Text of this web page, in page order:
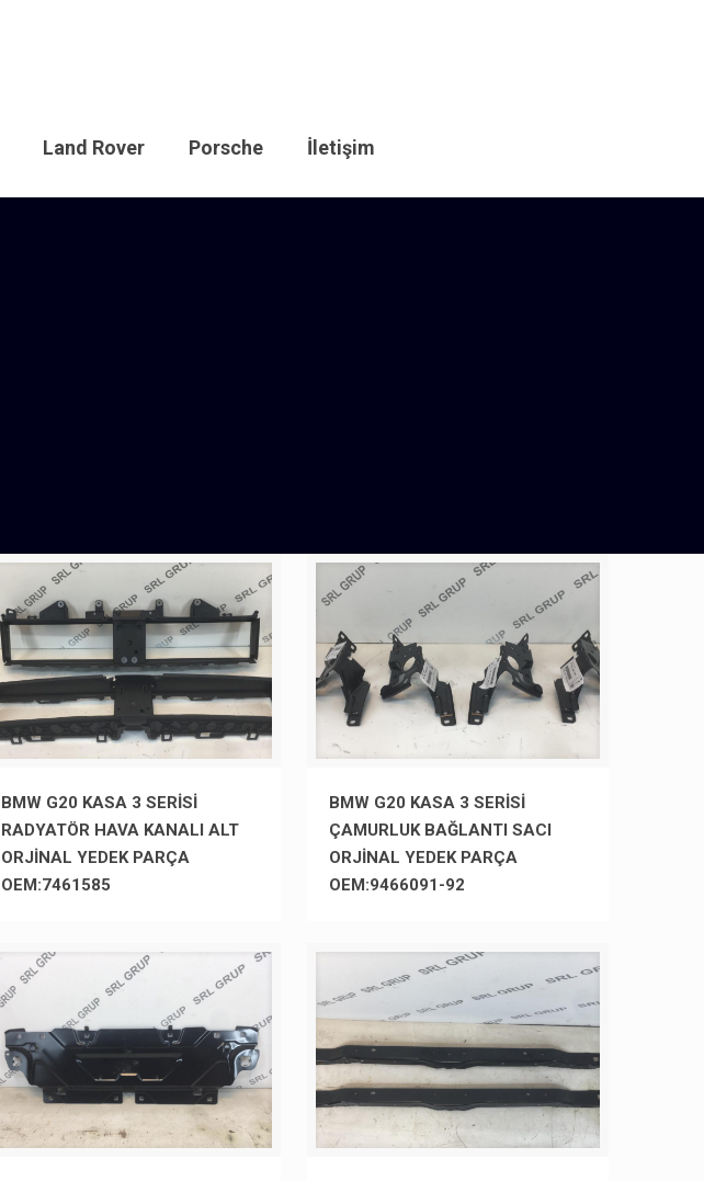
Land Rover Porsche İletişim
BMW G20 KASA 3 SERİSİ
RADYATÖR HAVA KANALI ALT
ORJİNAL YEDEK PARÇA
OEM:7461585
BMW G20 KASA 3 SERİSİ
ÇAMURLUK BAĞLANTI SACI
ORJİNAL YEDEK PARÇA
OEM:9466091-92